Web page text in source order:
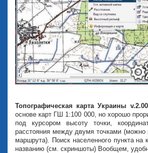
Топографическая карта Украины
основе карт ГШ 1:100 000, но хорошо
под курсором высоту точки,
расстояния между двумя точками (можно
маршрута). Поиск населенного пункта на
названию (см. скриншоты) Вообщем,